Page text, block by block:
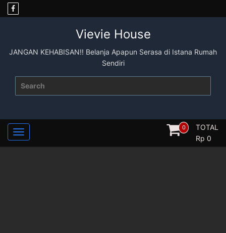
Skip
to
Vievie House
JANGAN KEHABISAN!! Belanja Apapun Serasa di Istana Rumah
Sendiri
0
TOTAL
Rp 0